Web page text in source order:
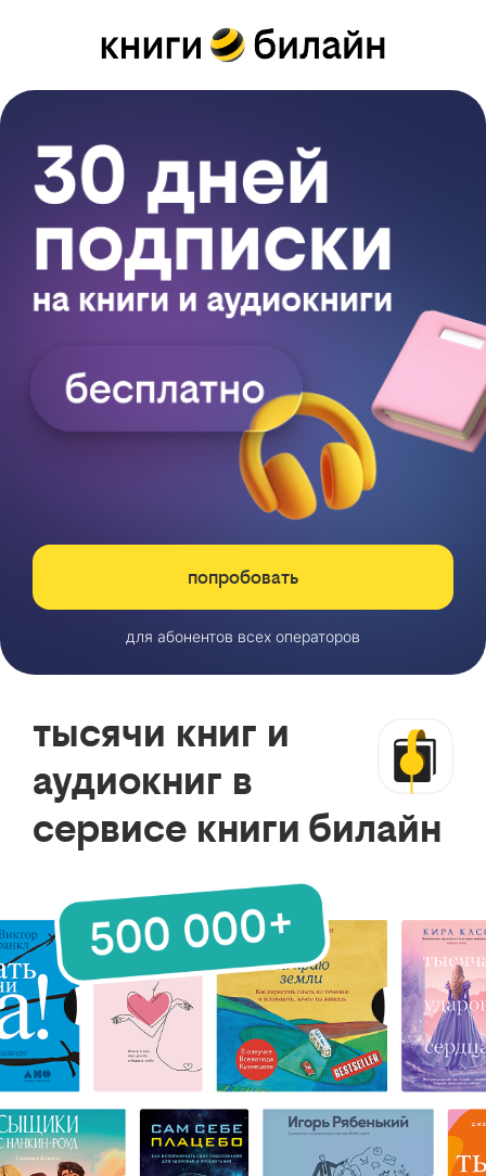
попробовать
для абонентов всех операторов
тысячи книг и
аудиокниг в
сервисе книги билайн